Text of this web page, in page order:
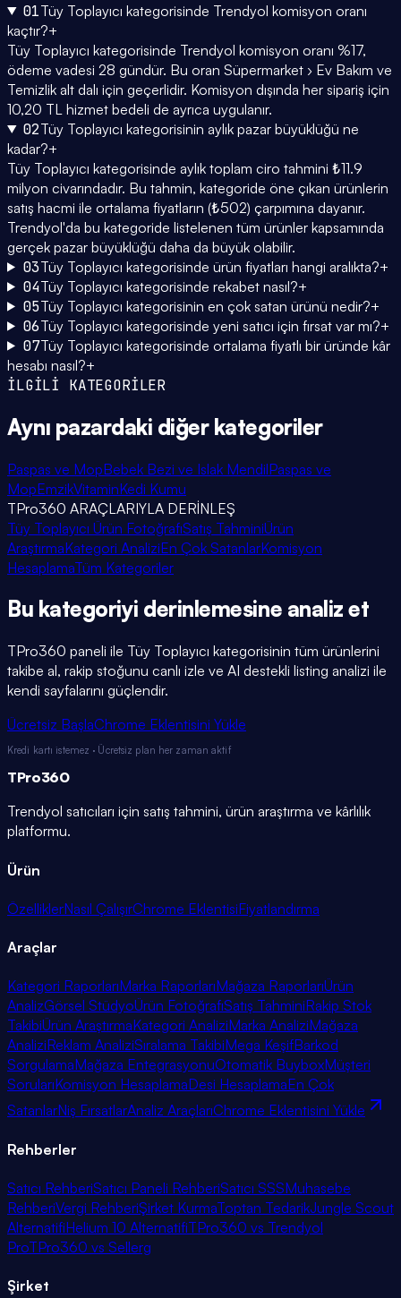
01Tüy Toplayıcı kategorisinde Trendyol komisyon oranı
kaçtır?+
Tüy Toplayıcı kategorisinde Trendyol komisyon oranı %17,
ödeme vadesi 28 gündür. Bu oran Süpermarket › Ev Bakım ve
Temizlik alt dalı için geçerlidir. Komisyon dışında her sipariş için
10,20 TL hizmet bedeli de ayrıca uygulanır.
02Tüy Toplayıcı kategorisinin aylık pazar büyüklüğü ne
kadar?+
Tüy Toplayıcı kategorisinde aylık toplam ciro tahmini ₺11.9
milyon civarındadır. Bu tahmin, kategoride öne çıkan ürünlerin
satış hacmi ile ortalama fiyatların (₺502) çarpımına dayanır.
Trendyol'da bu kategoride listelenen tüm ürünler kapsamında
gerçek pazar büyüklüğü daha da büyük olabilir.
03Tüy Toplayıcı kategorisinde ürün fiyatları hangi aralıkta?+
04Tüy Toplayıcı kategorisinde rekabet nasıl?+
05Tüy Toplayıcı kategorisinin en çok satan ürünü nedir?+
06Tüy Toplayıcı kategorisinde yeni satıcı için fırsat var mı?+
07Tüy Toplayıcı kategorisinde ortalama fiyatlı bir üründe kâr
hesabı nasıl?+
İLGİLİ KATEGORİLER
Aynı pazardaki diğer kategoriler
Paspas ve MopBebek Bezi ve Islak MendilPaspas ve
MopEmzikVitaminKedi Kumu
TPro360 ARAÇLARIYLA DERİNLEŞ
Tüy Toplayıcı Ürün FotoğrafıSatış TahminiÜrün
AraştırmaKategori AnaliziEn Çok SatanlarKomisyon
HesaplamaTüm Kategoriler
Bu kategoriyi derinlemesine analiz et
TPro360 paneli ile Tüy Toplayıcı kategorisinin tüm ürünlerini
takibe al, rakip stoğunu canlı izle ve AI destekli listing analizi ile
kendi sayfalarını güçlendir.
Ücretsiz BaşlaChrome Eklentisini Yükle
Kredi kartı istemez · Ücretsiz plan her zaman aktif
TPro360
Trendyol satıcıları için satış tahmini, ürün araştırma ve kârlılık
platformu.
Ürün
ÖzelliklerNasıl ÇalışırChrome EklentisiFiyatlandırma
Araçlar
Kategori RaporlarıMarka RaporlarıMağaza RaporlarıÜrün
AnalizGörsel StüdyoÜrün FotoğrafıSatış TahminiRakip Stok
TakibiÜrün AraştırmaKategori AnaliziMarka AnaliziMağaza
AnaliziReklam AnaliziSıralama TakibiMega KeşifBarkod
SorgulamaMağaza EntegrasyonuOtomatik BuyboxMüşteri
SorularıKomisyon HesaplamaDesi HesaplamaEn Çok
SatanlarNiş FırsatlarAnaliz AraçlarıChrome Eklentisini Yükle
Rehberler
Satıcı RehberiSatıcı Paneli RehberiSatıcı SSSMuhasebe
RehberiVergi RehberiŞirket KurmaToptan TedarikJungle Scout
AlternatifiHelium 10 AlternatifiTPro360 vs Trendyol
ProTPro360 vs Sellerg
Şirket